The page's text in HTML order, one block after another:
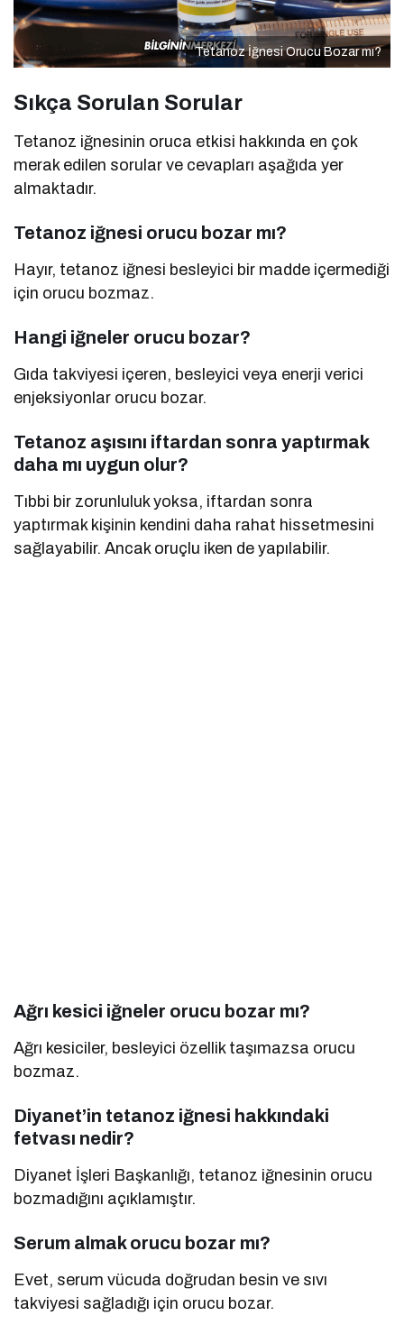
Tetanoz İğnesi Orucu Bozar mı?
Sıkça Sorulan Sorular
Tetanoz iğnesinin oruca etkisi hakkında en çok
merak edilen sorular ve cevapları aşağıda yer
almaktadır.
Tetanoz iğnesi orucu bozar mı?
Hayır, tetanoz iğnesi besleyici bir madde içermediği
için orucu bozmaz.
Hangi iğneler orucu bozar?
Gıda takviyesi içeren, besleyici veya enerji verici
enjeksiyonlar orucu bozar.
Tetanoz aşısını iftardan sonra yaptırmak
daha mı uygun olur?
Tıbbi bir zorunluluk yoksa, iftardan sonra
yaptırmak kişinin kendini daha rahat hissetmesini
sağlayabilir. Ancak oruçlu iken de yapılabilir.
Ağrı kesici iğneler orucu bozar mı?
Ağrı kesiciler, besleyici özellik taşımazsa orucu
bozmaz.
Diyanet’in tetanoz iğnesi hakkındaki
fetvası nedir?
Diyanet İşleri Başkanlığı, tetanoz iğnesinin orucu
bozmadığını açıklamıştır.
Serum almak orucu bozar mı?
Evet, serum vücuda doğrudan besin ve sıvı
takviyesi sağladığı için orucu bozar.